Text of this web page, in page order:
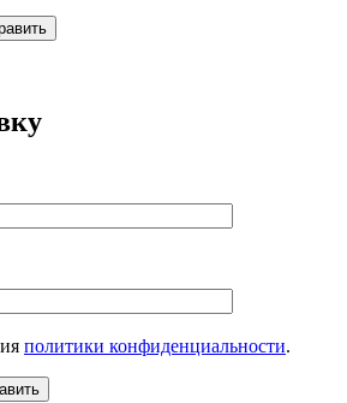
политики конфиденциальности.